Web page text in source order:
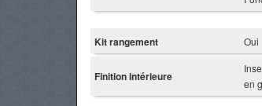
Kit rangement Oui
Finition intérieure
en